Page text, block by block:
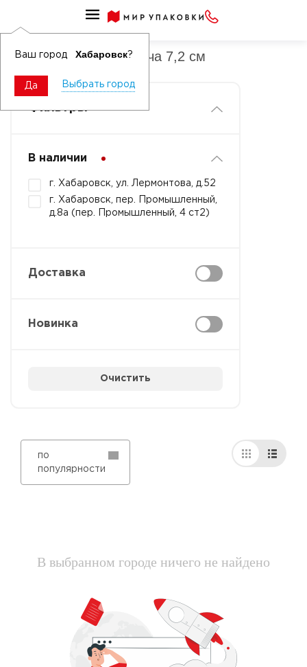
Ваш город Хабаровск?
Да Выбрать город
Диспенсеры для скотча 7,2 см
Фильтры
В наличии
г. Хабаровск, ул. Лермонтова, д.52
г. Хабаровск, пер. Промышленный,
д.8а (пер. Промышленный, 4 ст2)
Доставка
Новинка
Очистить
по
популярности
В выбранном городе ничего не найдено